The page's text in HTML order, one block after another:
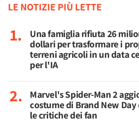
LE NOTIZIE PIÙ LETTE
Una famiglia rifiuta 26
dollari per trasformare i
terreni agricoli in un data
per l'IA
Marvel's Spider-Man 2
costume di Brand New
le critiche dei fan